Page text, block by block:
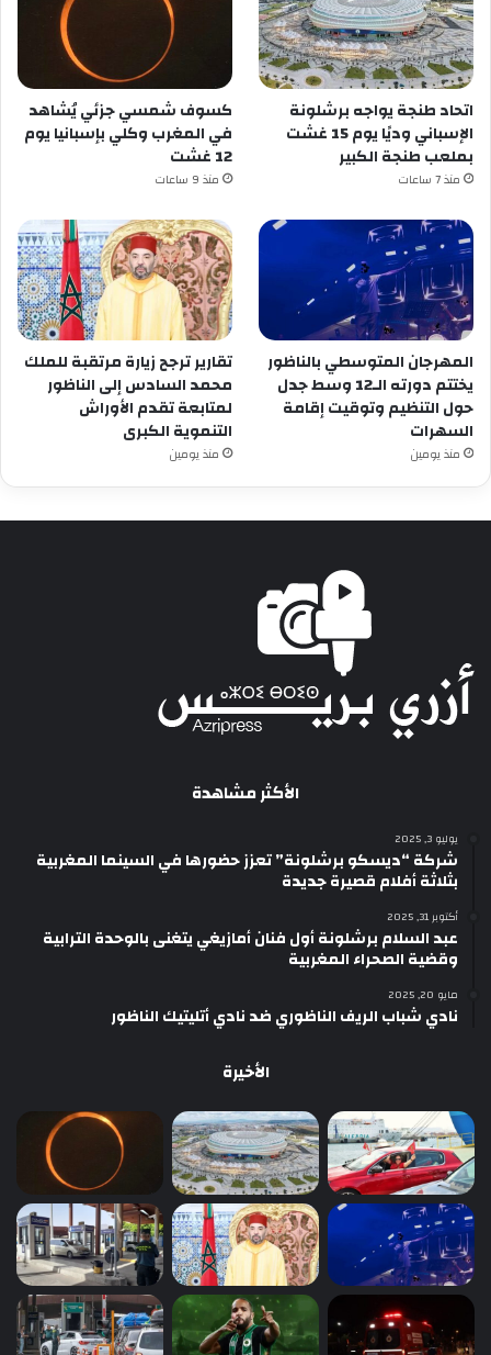
اتحاد طنجة يواجه برشلونة
الإسباني وديًا يوم 15 غشت
بملعب طنجة الكبير
منذ 7 ساعات
كسوف شمسي جزئي يُشاهد
في المغرب وكلي بإسبانيا يوم
12 غشت
منذ 9 ساعات
المهرجان المتوسطي بالناظور
يختتم دورته الـ12 وسط جدل
حول التنظيم وتوقيت إقامة
السهرات
منذ يومين
تقارير ترجح زيارة مرتقبة للملك
محمد السادس إلى الناظور
لمتابعة تقدم الأوراش
التنموية الكبرى
منذ يومين
الأكثر مشاهدة
يوليو 3, 2025
شركة “ديسكو برشلونة” تعزز حضورها في السينما المغربية
بثلاثة أفلام قصيرة جديدة
أكتوبر 31, 2025
عبد السلام برشلونة أول فنان أمازيغي يتغنى بالوحدة الترابية
وقضية الصحراء المغربية
مايو 20, 2025
نادي شباب الريف الناظوري ضد نادي أتليتيك الناظور
الأخيرة